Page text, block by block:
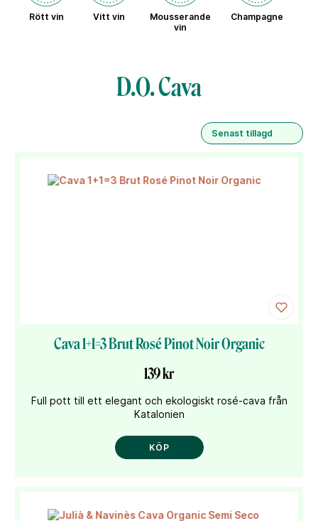
Rött vin Vitt vin
Mousserande
vin
Champagne
D.O. Cava
Senast tillagd
Cava 1+1=3 Brut Rosé Pinot Noir Organic
139 kr
Full pott till ett elegant och ekologiskt rosé-cava från
Katalonien
KÖP